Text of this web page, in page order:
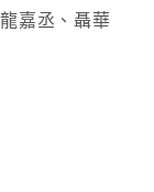
嘉丞、聶華